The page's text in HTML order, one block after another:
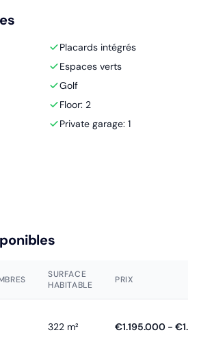
Placards intégrés
Espaces verts
Golf
Floor: 2
Private garage: 1
SURFACE
HABITABLE
PRIX
322 m² €1.195.000 -